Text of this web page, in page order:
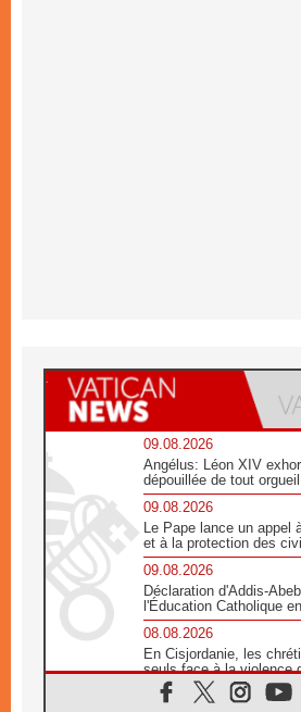
09.08.2026
Angélus: Léon XIV
dépouillée de tout orgueil
09.08.2026
Le Pape lance un appel
et à la protection des
09.08.2026
Déclaration d'Addis-
l'Éducation Catholique
08.08.2026
En Cisjordanie, les
seuls face à la violence
08.08.2026